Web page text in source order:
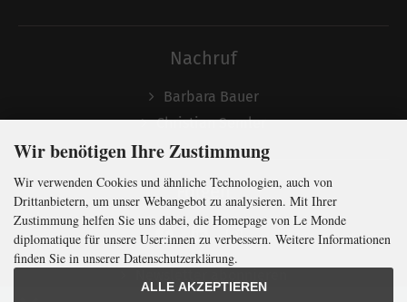
Nachruf
Barbara Bauer
Christian Semler
Folgen
Wir benötigen Ihre Zustimmung
Wir verwenden Cookies und ähnliche Technologien, auch von
Drittanbietern, um unser Webangebot zu analysieren. Mit Ihrer
Zustimmung helfen Sie uns dabei, die Homepage von Le Monde
diplomatique für unsere User:innen zu verbessern. Weitere Informationen
finden Sie in unserer Datenschutzerklärung.
ALLE AKZEPTIEREN